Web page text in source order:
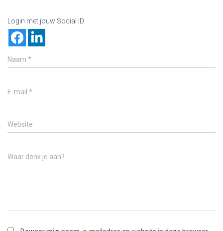
Login met jouw Social ID
Naam *
E-mail *
Website
Waar denk je aan?